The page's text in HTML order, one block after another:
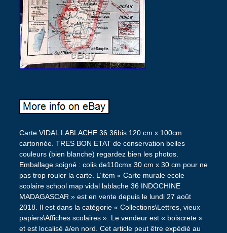
Carte VIDAL LABLACHE 36 36bis 120 cm x 100cm
cartonnée. TRES BON ETAT de conservation belles
couleurs (bien blanche) regardez bien les photos.
Emballage soigné : colis de110cmx 30 cm x 30 cm pour ne
pas trop rouler la carte. L’item « Carte murale ecole
scolaire school map vidal lablache 36 INDOCHINE
MADAGASCAR » est en vente depuis le lundi 27 août
2018. Il est dans la catégorie « Collections\Lettres, vieux
papiers\Affiches scolaires ». Le vendeur est « boiscrete »
et est localisé à/en nord. Cet article peut être expédié au